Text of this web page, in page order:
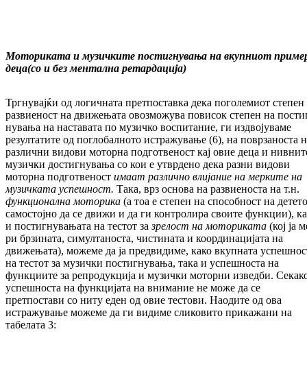
Моториката и музичките постигнувања на вкупниот
деца(со и без ментална ретардација)
Тргнувајќи од логичната претпоставка дека по­­големиот степен
развиеност на дви­же­ња­та овозможува повисок степен на
ну­вања на наставата по музичко воспитание, ги издвојуваме
резултатите од поглобалното истра­жување (6), на поврзаноста
раз­лич­ни видови моторна подготвеност кај овие де­ца и
музички достигнувања со кои е утвр­дено дека разни видови
моторна под­гот­веност имаат различно влијание на мерките на
музичката успешност. Така, врз основа на развиеноста на т.н.
функционална моторика (а тоа е степен на способност на детето
са­мостојно да се движи и да ги контролира свои­те функции),
и постигнувањата на тес­тот зазрелост на моториката (кој ја
ри брзината, симултаноста, чистината и коор­динацијата на
движењата), можеме да ја пред­видиме, како вкупната
на тес­тот за музички постигнувања, така и успеш­носта на
функциите за репродукција и му­зички моторни изведби.
успеш­нос­та на функцијата на внимание не може да се
претпостави со ниту еден од овие тестови. Наодите од ова
истражување можеме да ги ви­диме сликовито прикажани на
табелата 3: